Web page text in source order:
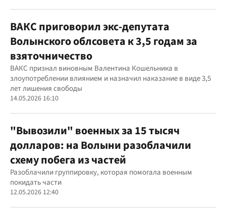
ВАКС приговорил экс-депутата
Волынского облсовета к 3,5 годам за
взяточничество
ВАКС признал виновным Валентина Кошельника в
злоупотреблении влиянием и назначил наказание в виде 3,5
лет лишения свободы
14.05.2026 16:10
"Вывозили" военных за 15 тысяч
долларов: на Волыни разоблачили
схему побега из частей
Разоблачили группировку, которая помогала военным
покидать части
12.05.2026 12:40